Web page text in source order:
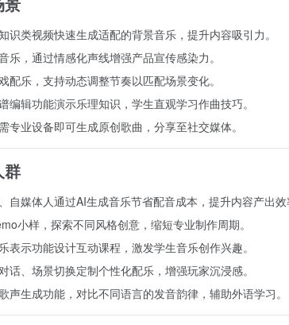
识类视频快速生成适配的背景音乐，提升内容吸引力。
乐，通过情感化声线增强产品宣传感染力。
配乐，支持动态调整节奏以匹配场景变化。
编辑功能演示乐理知识，学生直观学习作曲技巧。
专业设备即可生成原创歌曲，分享至社交媒体。
群
自媒体人通过AI生成音乐节省配音成本，提升内容产出效
小样，探索不同风格创意，缩短专业制作周期。
表示功能设计互动课程，激发学生音乐创作兴趣。
话、场景切换定制个性化配乐，增强玩家沉浸感。
声生成功能，对比不同语言的发音韵律，辅助外语学习。